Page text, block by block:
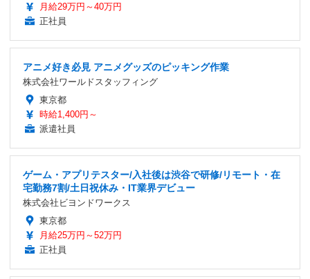
月給29万円～40万円
正社員
アニメ好き必見 アニメグッズのピッキング作業
株式会社ワールドスタッフィング
東京都
時給1,400円～
派遣社員
ゲーム・アプリテスター/入社後は渋谷で研修/リモート・在
宅勤務7割/土日祝休み・IT業界デビュー
株式会社ビヨンドワークス
東京都
月給25万円～52万円
正社員